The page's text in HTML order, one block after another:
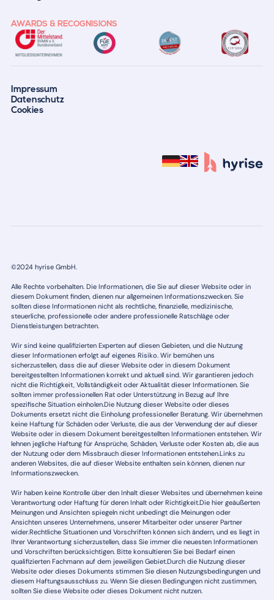
AWARDS & RECOGNISIONS
Impressum
Datenschutz
Cookies
©2024 hyrise GmbH.
Alle Rechte vorbehalten. Die Informationen, die Sie auf dieser Website oder in
diesem Dokument finden, dienen nur allgemeinen Informationszwecken. Sie
sollten diese Informationen nicht als rechtliche, finanzielle, medizinische,
steuerliche, professionelle oder andere professionelle Ratschläge oder
Dienstleistungen betrachten.
Wir sind keine qualifizierten Experten auf diesen Gebieten, und die Nutzung
dieser Informationen erfolgt auf eigenes Risiko. Wir bemühen uns
sicherzustellen, dass die auf dieser Website oder in diesem Dokument
bereitgestellten Informationen korrekt und aktuell sind. Wir garantieren jedoch
nicht die Richtigkeit, Vollständigkeit oder Aktualität dieser Informationen. Sie
sollten immer professionellen Rat oder Unterstützung in Bezug auf Ihre
spezifische Situation einholen.Die Nutzung dieser Website oder dieses
Dokuments ersetzt nicht die Einholung professioneller Beratung. Wir übernehmen
keine Haftung für Schäden oder Verluste, die aus der Verwendung der auf dieser
Website oder in diesem Dokument bereitgestellten Informationen entstehen. Wir
lehnen jegliche Haftung für Ansprüche, Schäden, Verluste oder Kosten ab, die aus
der Nutzung oder dem Missbrauch dieser Informationen entstehen.Links zu
anderen Websites, die auf dieser Website enthalten sein können, dienen nur
Informationszwecken.
Wir haben keine Kontrolle über den Inhalt dieser Websites und übernehmen keine
Verantwortung oder Haftung für deren Inhalt oder Richtigkeit.Die hier geäußerten
Meinungen und Ansichten spiegeln nicht unbedingt die Meinungen oder
Ansichten unseres Unternehmens, unserer Mitarbeiter oder unserer Partner
wider.Rechtliche Situationen und Vorschriften können sich ändern, und es liegt in
Ihrer Verantwortung sicherzustellen, dass Sie immer die neuesten Informationen
und Vorschriften berücksichtigen. Bitte konsultieren Sie bei Bedarf einen
qualifizierten Fachmann auf dem jeweiligen Gebiet.Durch die Nutzung dieser
Website oder dieses Dokuments stimmen Sie diesen Nutzungsbedingungen und
diesem Haftungsausschluss zu. Wenn Sie diesen Bedingungen nicht zustimmen,
sollten Sie diese Website oder dieses Dokument nicht nutzen.